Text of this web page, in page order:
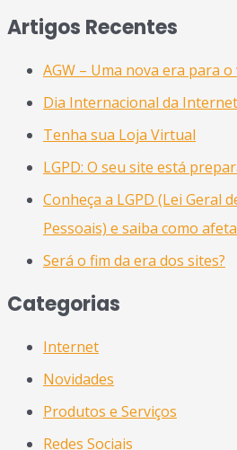
Artigos Recentes
AGW – Uma nova era para
Dia Internacional da
Tenha sua Loja Virtual
LGPD: O seu site está
Conheça a LGPD (Lei Geral
Pessoais) e saiba como
Será o fim da era dos sites?
Categorias
Internet
Novidades
Produtos e Serviços
Redes Sociais